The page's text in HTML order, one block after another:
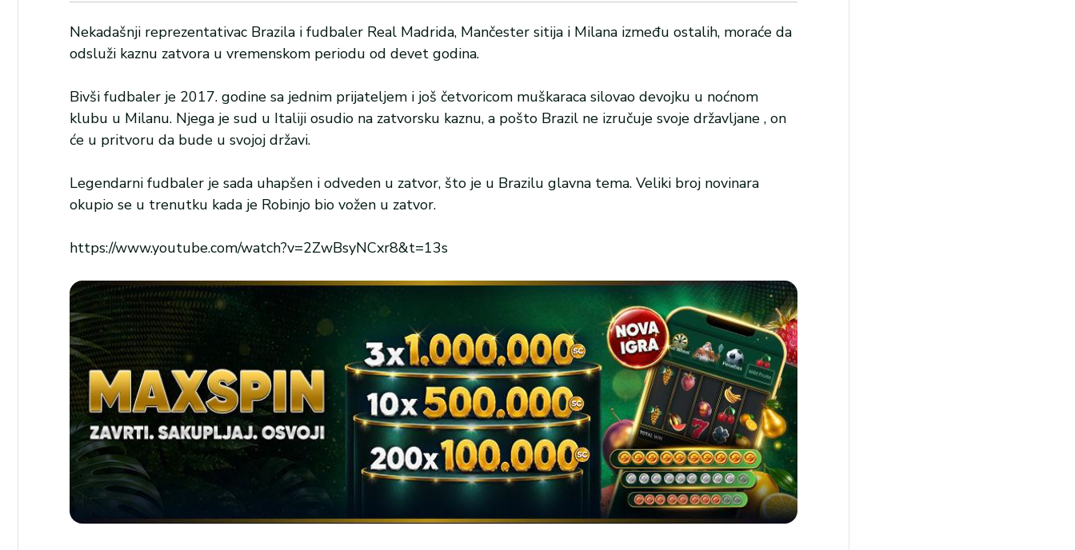
Nekadašnji reprezentativac Brazila i fudbaler Real Madrida, Mančester sitija i Milana između ostalih, moraće da
odsluži kaznu zatvora u vremenskom periodu od devet godina.
Bivši fudbaler je 2017. godine sa jednim prijateljem i još četvoricom muškaraca silovao devojku u noćnom
klubu u Milanu. Njega je sud u Italiji osudio na zatvorsku kaznu, a pošto Brazil ne izručuje svoje državljane , on
će u pritvoru da bude u svojoj državi.
Legendarni fudbaler je sada uhapšen i odveden u zatvor, što je u Brazilu glavna tema. Veliki broj novinara
okupio se u trenutku kada je Robinjo bio vožen u zatvor.
https://www.youtube.com/watch?v=2ZwBsyNCxr8&t=13s